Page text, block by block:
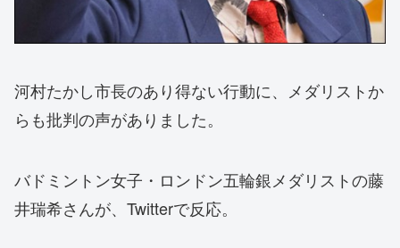
河村たかし市長のあり得ない行動に、メダリストか
らも批判の声がありました。
バドミントン女子・ロンドン五輪銀メダリストの藤
井瑞希さんが、Twitterで反応。